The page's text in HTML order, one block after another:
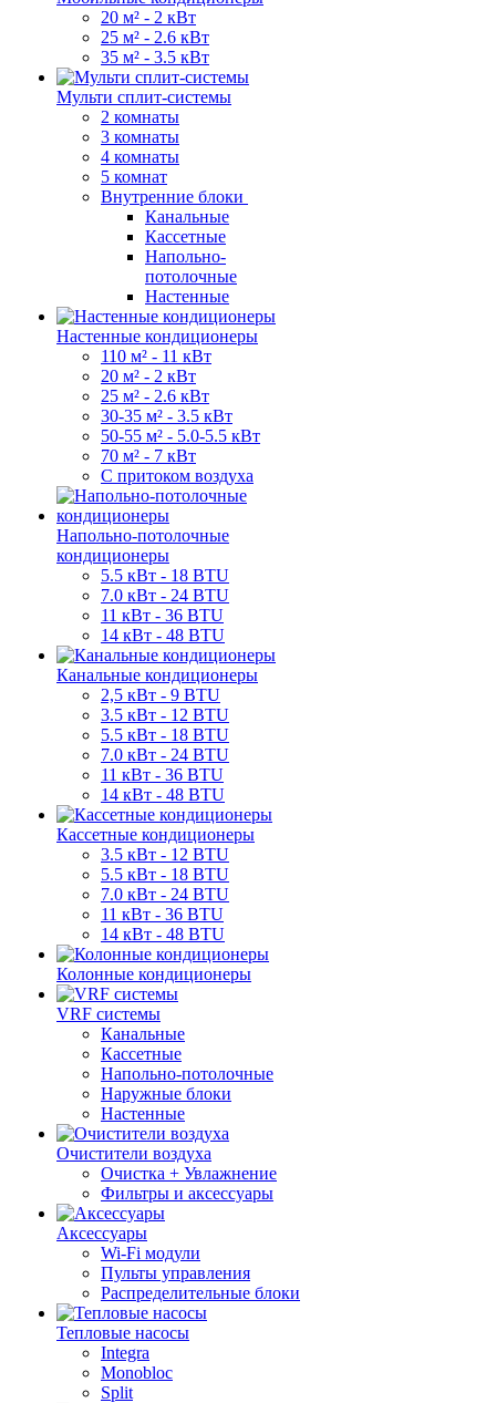
20 м² - 2 кВт
25 м² - 2.6 кВт
35 м² - 3.5 кВт
Мульти сплит-системы
2 комнаты
3 комнаты
4 комнаты
5 комнат
Внутренние блоки
Канальные
Кассетные
Напольно-
потолочные
Настенные
Настенные кондиционеры
110 м² - 11 кВт
20 м² - 2 кВт
25 м² - 2.6 кВт
30-35 м² - 3.5 кВт
50-55 м² - 5.0-5.5 кВт
70 м² - 7 кВт
С притоком воздуха
Напольно-потолочные
кондиционеры
5.5 кВт - 18 BTU
7.0 кВт - 24 BTU
11 кВт - 36 BTU
14 кВт - 48 BTU
Канальные кондиционеры
2,5 кВт - 9 BTU
3.5 кВт - 12 BTU
5.5 кВт - 18 BTU
7.0 кВт - 24 BTU
11 кВт - 36 BTU
14 кВт - 48 BTU
Кассетные кондиционеры
3.5 кВт - 12 BTU
5.5 кВт - 18 BTU
7.0 кВт - 24 BTU
11 кВт - 36 BTU
14 кВт - 48 BTU
Колонные кондиционеры
VRF системы
Канальные
Кассетные
Напольно-потолочные
Наружные блоки
Настенные
Очистители воздуха
Очистка + Увлажнение
Фильтры и аксессуары
Аксессуары
Wi-Fi модули
Пульты управления
Распределительные блоки
Тепловые насосы
Integra
Monobloc
Split